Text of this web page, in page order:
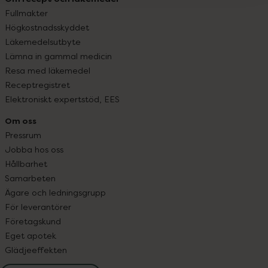
Fullmakter
Högkostnadsskyddet
Läkemedelsutbyte
Lämna in gammal medicin
Resa med läkemedel
Receptregistret
Elektroniskt expertstöd, EES
Om oss
Pressrum
Jobba hos oss
Hållbarhet
Samarbeten
Ägare och ledningsgrupp
För leverantörer
Företagskund
Eget apotek
Glädjeeffekten